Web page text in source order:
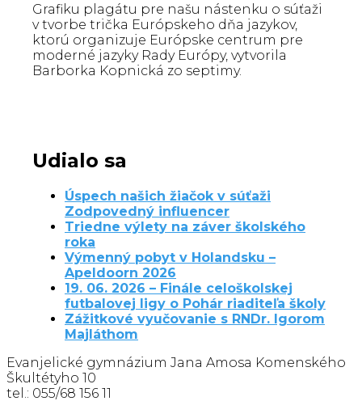
Grafiku plagátu pre našu nástenku o súťaži
v tvorbe trička Európskeho dňa jazykov,
ktorú organizuje Európske centrum pre
moderné jazyky Rady Európy, vytvorila
Barborka Kopnická zo septimy.
Udialo sa
Úspech našich žiačok v súťaži
Zodpovedný influencer
Triedne výlety na záver školského
roka
Výmenný pobyt v Holandsku –
Apeldoorn 2026
19. 06. 2026 – Finále celoškolskej
futbalovej ligy o Pohár riaditeľa školy
Zážitkové vyučovanie s RNDr. Igorom
Majláthom
Evanjelické gymnázium Jana Amosa Komenského
Škultétyho 10
tel.: 055/68 156 11